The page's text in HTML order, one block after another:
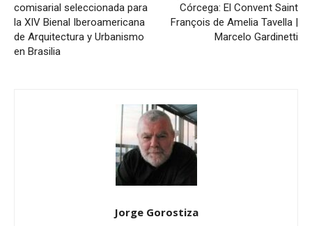
comisarial seleccionada para
la XIV Bienal Iberoamericana
de Arquitectura y Urbanismo
en Brasilia
Córcega: El Convent Saint
François de Amelia Tavella |
Marcelo Gardinetti
Jorge Gorostiza